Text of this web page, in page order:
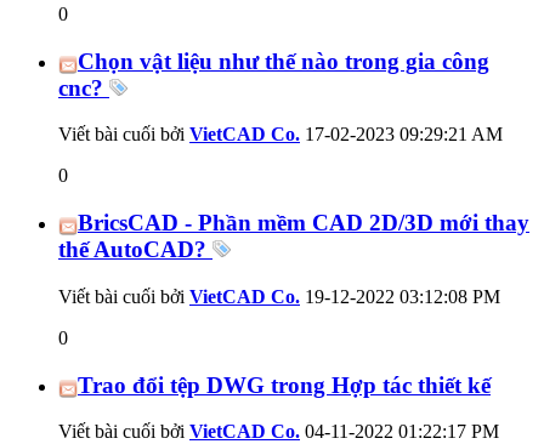
0
Chọn vật liệu như thế nào trong gia công
cnc?
Viết bài cuối bởi VietCAD Co. 17-02-2023 09:29:21 AM
0
BricsCAD - Phần mềm CAD 2D/3D mới thay
thế AutoCAD?
Viết bài cuối bởi VietCAD Co. 19-12-2022 03:12:08 PM
0
Trao đổi tệp DWG trong Hợp tác thiết kế
Viết bài cuối bởi VietCAD Co. 04-11-2022 01:22:17 PM